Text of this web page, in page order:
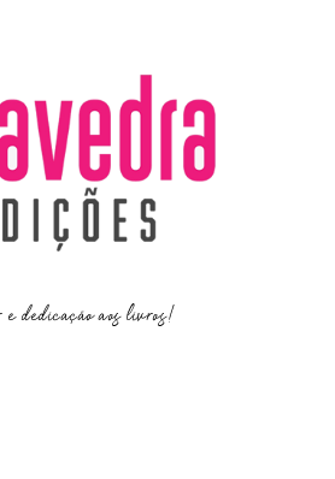
dedicação aos livros!